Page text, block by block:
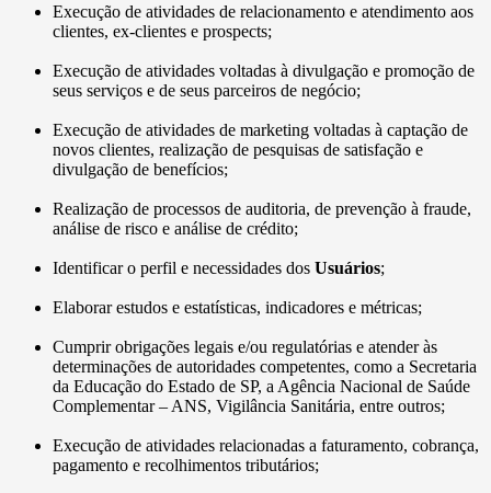
Execução de atividades de relacionamento e atendimento aos
clientes, ex-clientes e prospects;
Execução de atividades voltadas à divulgação e promoção de
seus serviços e de seus parceiros de negócio;
Execução de atividades de marketing voltadas à captação de
novos clientes, realização de pesquisas de satisfação e
divulgação de benefícios;
Realização de processos de auditoria, de prevenção à fraude,
análise de risco e análise de crédito;
Identificar o perfil e necessidades dos Usuários;
Elaborar estudos e estatísticas, indicadores e métricas;
Cumprir obrigações legais e/ou regulatórias e atender às
determinações de autoridades competentes, como a Secretaria
da Educação do Estado de SP, a Agência Nacional de Saúde
Complementar – ANS, Vigilância Sanitária, entre outros;
Execução de atividades relacionadas a faturamento, cobrança,
pagamento e recolhimentos tributários;